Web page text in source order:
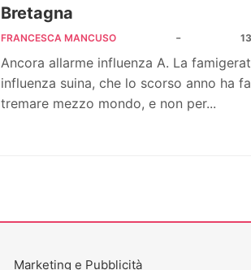
Bretagna
FRANCESCA MANCUSO -
Ancora allarme influenza A. La
influenza suina, che lo scorso anno ha
tremare mezzo mondo, e non per...
Marketing e Pubblicità